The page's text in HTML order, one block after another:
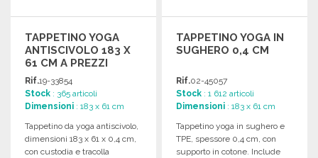
TAPPETINO YOGA
ANTISCIVOLO 183 X
61 CM A PREZZI
ALL'INGROSSO
Rif.19-33854
Stock : 365 articoli
Dimensioni : 183 x 61 cm
Tappetino da yoga antiscivolo,
dimensioni 183 x 61 x 0,4 cm,
con custodia e tracolla
TAPPETINO YOGA IN
SUGHERO 0,4 CM
Rif.02-45057
Stock : 1 612 articoli
Dimensioni : 183 x 61 cm
Tappetino yoga in sughero e
TPE, spessore 0,4 cm, con
supporto in cotone. Include